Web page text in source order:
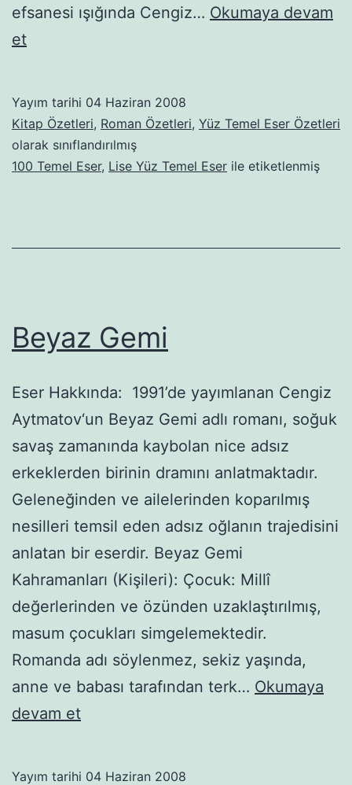
efsanesi ışığında Cengiz… Okumaya devam
etGün
Bedel
Yayım tarihi 04 Haziran 2008
Kitap Özetleri, Roman Özetleri, Yüz Temel Eser Özetleri
olarak sınıflandırılmış
100 Temel Eser, Lise Yüz Temel Eser ile etiketlenmiş
Beyaz Gemi
Eser Hakkında: 1991’de yayımlanan Cengiz
Aytmatov‘un Beyaz Gemi adlı romanı, soğuk
savaş zamanında kaybolan nice adsız
erkeklerden birinin dramını anlatmaktadır.
Geleneğinden ve ailelerinden koparılmış
nesilleri temsil eden adsız oğlanın trajedisini
anlatan bir eserdir. Beyaz Gemi
Kahramanları (Kişileri): Çocuk: Millî
değerlerinden ve özünden uzaklaştırılmış,
masum çocukları simgelemektedir.
Romanda adı söylenmez, sekiz yaşında,
anne ve babası tarafından terk… Okumaya
devam etBeyaz
Yayım tarihi 04 Haziran 2008